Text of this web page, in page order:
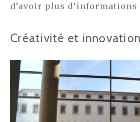
d’avoir plus d’informations
Créativité et innovation